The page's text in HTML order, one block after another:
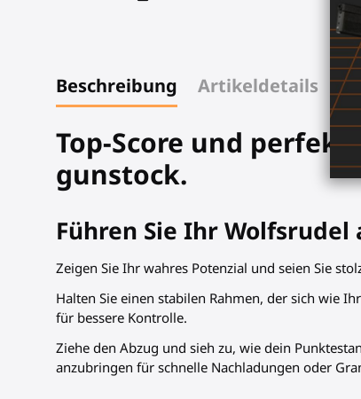
Beschreibung Artikeldetails
Top-Score und
gunstock.
Führen Sie Ihr
Zeigen Sie Ihr wahres Potenzial und seien Sie
Halten Sie einen stabilen Rahmen, der sich wie
für bessere Kontrolle.
Ziehe den Abzug und sieh zu, wie dein
anzubringen für schnelle Nachladungen oder